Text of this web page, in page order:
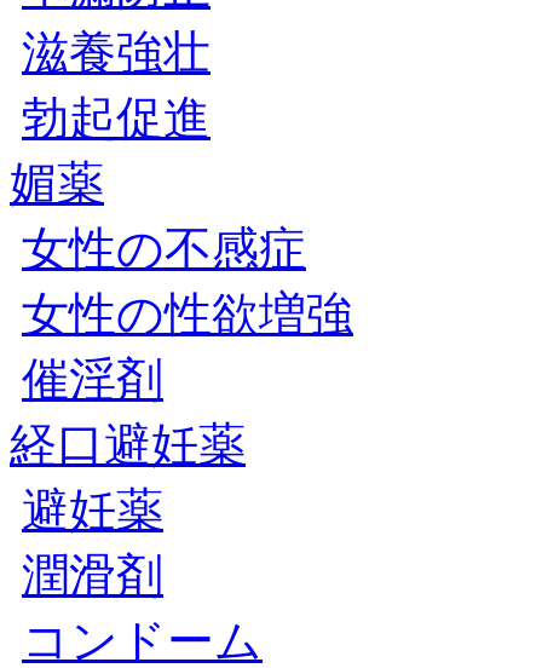
滋養強壮
勃起促進
媚薬
女性の不感症
女性の性欲増強
催淫剤
経口避妊薬
避妊薬
潤滑剤
コンドーム